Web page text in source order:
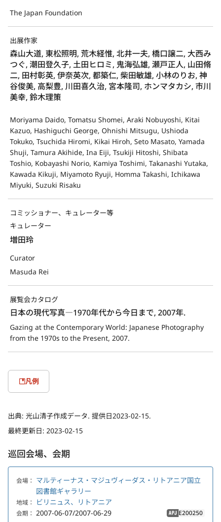
The Japan Foundation
出展作家
森山大道, 東松照明, 荒木経惟, 北井一夫, 橋口譲二, 大西み
つぐ, 潮田登久子, 土田ヒロミ, 鬼海弘雄, 瀬戸正人, 山田脩
二, 田村彰英, 伊奈英次, 都築仁, 柴田敏雄, 小林のりお, 神
谷俊美, 高梨豊, 川田喜久治, 宮本隆司, ホンマタカシ, 市川
美幸, 鈴木理策
Moriyama Daido, Tomatsu Shomei, Araki Nobuyoshi, Kitai
Kazuo, Hashiguchi George, Ohnishi Mitsugu, Ushioda
Tokuko, Tsuchida Hiromi, Kikai Hiroh, Seto Masato, Yamada
Shuji, Tamura Akihide, Ina Eiji, Tsukiji Hitoshi, Shibata
Toshio, Kobayashi Norio, Kamiya Toshimi, Takanashi Yutaka,
Kawada Kikuji, Miyamoto Ryuji, Homma Takashi, Ichikawa
Miyuki, Suzuki Risaku
コミッショナー、キュレーター等
キュレーター
増田玲
Curator
Masuda Rei
展覧会カタログ
日本の現代写真―1970年代から今日まで, 2007年.
Gazing at the Contemporary World: Japanese Photography
from the 1970s to the Present, 2007.
凡例
出典: 光山清子作成データ. 提供日2023-02-15.
最終更新日: 2023-02-15
巡回会場、会期
会場： マルティーナス・マジュヴィーダス・リトアニア国立
図書館ギャラリー
地域： ビリニュス、リトアニア
会期： 2007-06-07/2007-06-29 APJ E200250